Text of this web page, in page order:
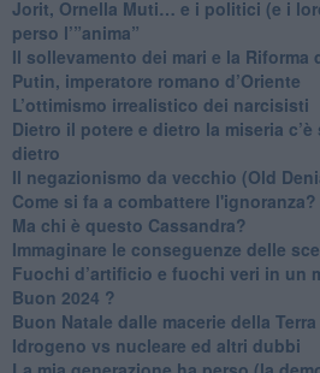
​Jorit, Ornella Muti… e i politici (e i
perso l’”anima”
​Il sollevamento dei mari e la Riforma
Putin, imperatore romano d’Oriente
​L’ottimismo irrealistico dei narcisisti
​Dietro il potere e dietro la miseria
dietro
Il negazionismo da vecchio (Old
Come si fa a combattere l'ignoranza?
Ma chi è questo Cassandra?
Immaginare le conseguenze delle
​Fuochi d’artificio e fuochi veri in un
Buon 2024 ?
​Buon Natale dalle macerie della Terra
​Idrogeno vs nucleare ed altri dubbi